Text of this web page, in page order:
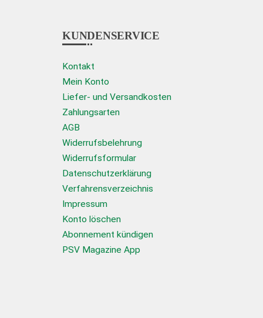
KUNDENSERVICE
Kontakt
Mein Konto
Liefer- und Versandkosten
Zahlungsarten
AGB
Widerrufsbelehrung
Widerrufsformular
Datenschutzerklärung
Verfahrensverzeichnis
Impressum
Konto löschen
Abonnement kündigen
PSV Magazine App